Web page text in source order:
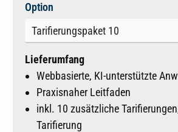
Option
Lieferumfang
Webbasierte, KI-unterstützte
Praxisnaher Leitfaden
inkl. 10 zusätzliche
Tarifierung